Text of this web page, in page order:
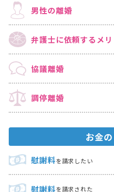
男性の離婚
弁護士に依頼するメ
協議離婚
調停離婚
お金
慰謝料を請求したい
慰謝料を請求された